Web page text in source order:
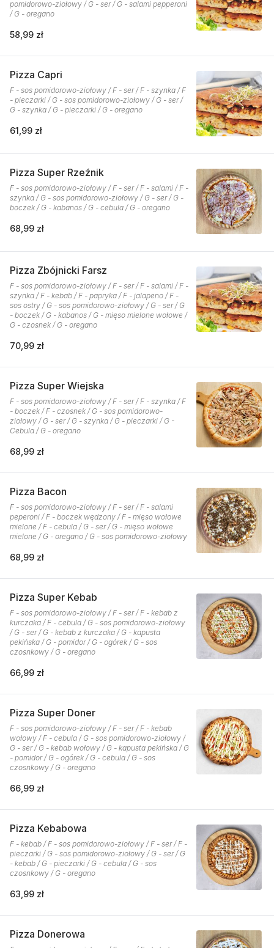
pomidorowo-ziołowy / G - ser / G - salami pepperoni
/ G - oregano
58,99 zł
Pizza Capri
F - sos pomidorowo-ziołowy / F - ser / F - szynka / F
- pieczarki / G - sos pomidorowo-ziołowy / G - ser /
G - szynka / G - pieczarki / G - oregano
61,99 zł
Pizza Super Rzeźnik
F - sos pomidorowo-ziołowy / F - ser / F - salami / F -
szynka / G - sos pomidorowo-ziołowy / G - ser / G -
boczek / G - kabanos / G - cebula / G - oregano
68,99 zł
Pizza Zbójnicki Farsz
F - sos pomidorowo-ziołowy / F - ser / F - salami / F -
szynka / F - kebab / F - papryka / F - jalapeno / F -
sos ostry / G - sos pomidorowo-ziołowy / G - ser / G
- boczek / G - kabanos / G - mięso mielone wołowe /
G - czosnek / G - oregano
70,99 zł
Pizza Super Wiejska
F - sos pomidorowo-ziołowy / F - ser / F - szynka / F
- boczek / F - czosnek / G - sos pomidorowo-
ziołowy / G - ser / G - szynka / G - pieczarki / G -
Cebula / G - oregano
68,99 zł
Pizza Bacon
F - sos pomidorowo-ziołowy / F - ser / F - salami
peperoni / F - boczek wędzony / F - mięso wołowe
mielone / F - cebula / G - ser / G - mięso wołowe
mielone / G - oregano / G - sos pomidorowo-ziołowy
68,99 zł
Pizza Super Kebab
F - sos pomidorowo-ziołowy / F - ser / F - kebab z
kurczaka / F - cebula / G - sos pomidorowo-ziołowy
/ G - ser / G - kebab z kurczaka / G - kapusta
pekińska / G - pomidor / G - ogórek / G - sos
czosnkowy / G - oregano
66,99 zł
Pizza Super Doner
F - sos pomidorowo-ziołowy / F - ser / F - kebab
wołowy / F - cebula / G - sos pomidorowo-ziołowy /
G - ser / G - kebab wołowy / G - kapusta pekińska / G
- pomidor / G - ogórek / G - cebula / G - sos
czosnkowy / G - oregano
66,99 zł
Pizza Kebabowa
F - kebab / F - sos pomidorowo-ziołowy / F - ser / F -
pieczarki / G - sos pomidorowo-ziołowy / G - ser / G
- kebab / G - pieczarki / G - cebula / G - sos
czosnkowy / G - oregano
63,99 zł
Pizza Donerowa